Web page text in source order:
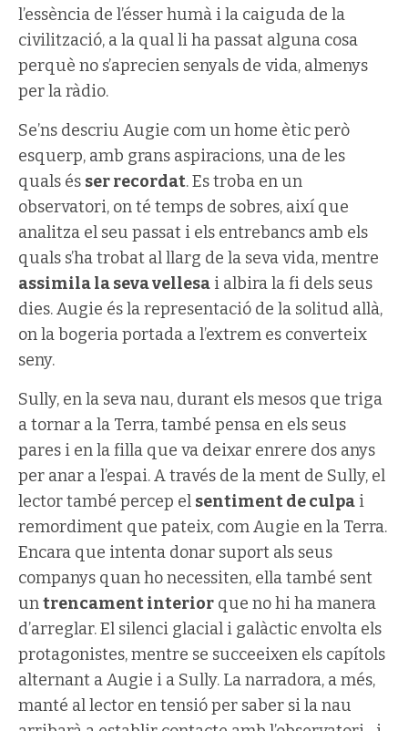
l’essència de l’ésser humà i la caiguda de la
civilització, a la qual li ha passat alguna cosa
perquè no s’aprecien senyals de vida, almenys
per la ràdio.
Se’ns descriu Augie com un home ètic però
esquerp, amb grans aspiracions, una de les
quals és ser recordat. Es troba en un
observatori, on té temps de sobres, així que
analitza el seu passat i els entrebancs amb els
quals s’ha trobat al llarg de la seva vida, mentre
assimila la seva vellesa i albira la fi dels seus
dies. Augie és la representació de la solitud allà,
on la bogeria portada a l’extrem es converteix
seny.
Sully, en la seva nau, durant els mesos que triga
a tornar a la Terra, també pensa en els seus
pares i en la filla que va deixar enrere dos anys
per anar a l’espai. A través de la ment de Sully, el
lector també percep el sentiment de culpa i
remordiment que pateix, com Augie en la Terra.
Encara que intenta donar suport als seus
companys quan ho necessiten, ella també sent
untrencament interior que no hi ha manera
d’arreglar. El silenci glacial i galàctic envolta els
protagonistes, mentre se succeeixen els capítols
alternant a Augie i a Sully. La narradora, a més,
manté al lector en tensió per saber si la nau